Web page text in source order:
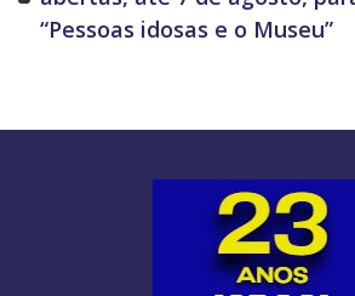
“Pessoas idosas e o Museu”